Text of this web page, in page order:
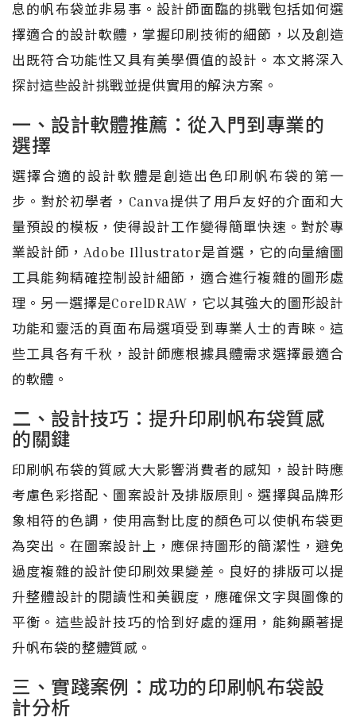
息的帆布袋並非易事。設計師面臨的挑戰包括如何選
擇適合的設計軟體，掌握印刷技術的細節，以及創造
出既符合功能性又具有美學價值的設計。本文將深入
探討這些設計挑戰並提供實用的解決方案。
一、設計軟體推薦：從入門到專業的
選擇
選擇合適的設計軟體是創造出色印刷帆布袋的第一
步。對於初學者，Canva提供了用戶友好的介面和大
量預設的模板，使得設計工作變得簡單快速。對於專
業設計師，Adobe Illustrator是首選，它的向量繪圖
工具能夠精確控制設計細節，適合進行複雜的圖形處
理。另一選擇是CorelDRAW，它以其強大的圖形設計
功能和靈活的頁面布局選項受到專業人士的青睞。這
些工具各有千秋，設計師應根據具體需求選擇最適合
的軟體。
二、設計技巧：提升印刷帆布袋質感
的關鍵
印刷帆布袋的質感大大影響消費者的感知，設計時應
考慮色彩搭配、圖案設計及排版原則。選擇與品牌形
象相符的色調，使用高對比度的顏色可以使帆布袋更
為突出。在圖案設計上，應保持圖形的簡潔性，避免
過度複雜的設計使印刷效果變差。良好的排版可以提
升整體設計的閱讀性和美觀度，應確保文字與圖像的
平衡。這些設計技巧的恰到好處的運用，能夠顯著提
升帆布袋的整體質感。
三、實踐案例：成功的印刷帆布袋設
計分析